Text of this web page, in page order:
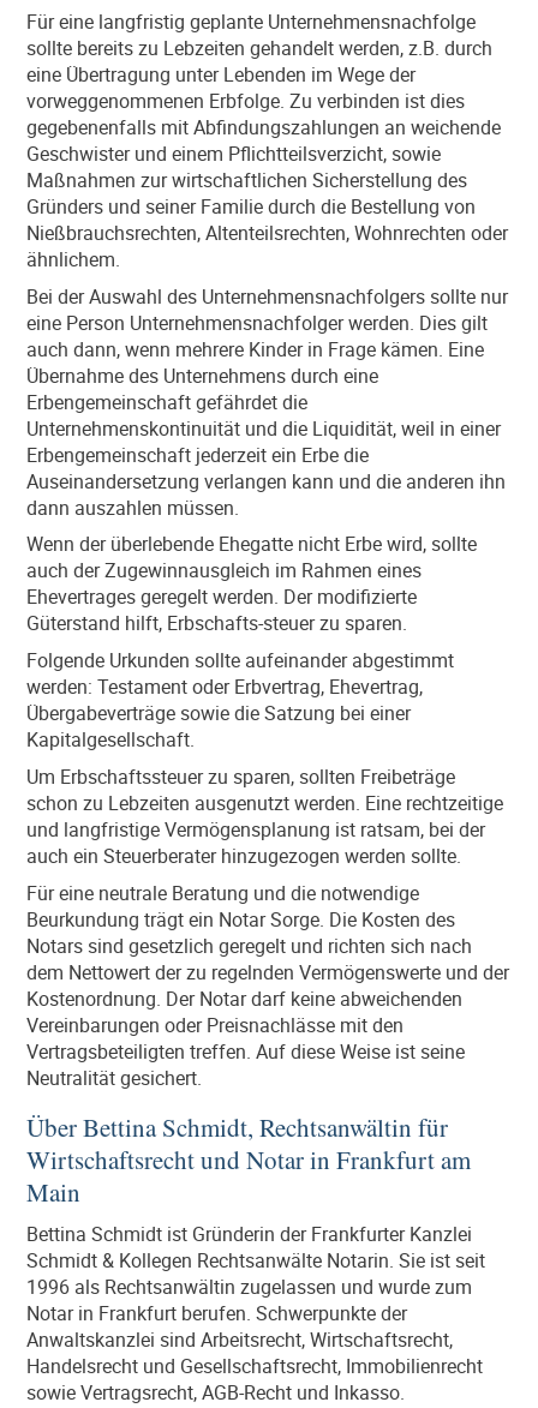
Für eine langfristig geplante Unternehmensnachfolge
sollte bereits zu Lebzeiten gehandelt werden, z.B. durch
eine Übertragung unter Lebenden im Wege der
vorweggenommenen Erbfolge. Zu verbinden ist dies
gegebenenfalls mit Abfindungszahlungen an weichende
Geschwister und einem Pflichtteilsverzicht, sowie
Maßnahmen zur wirtschaftlichen Sicherstellung des
Gründers und seiner Familie durch die Bestellung von
Nießbrauchsrechten, Altenteilsrechten, Wohnrechten oder
ähnlichem.
Bei der Auswahl des Unternehmensnachfolgers sollte nur
eine Person Unternehmensnachfolger werden. Dies gilt
auch dann, wenn mehrere Kinder in Frage kämen. Eine
Übernahme des Unternehmens durch eine
Erbengemeinschaft gefährdet die
Unternehmenskontinuität und die Liquidität, weil in einer
Erbengemeinschaft jederzeit ein Erbe die
Auseinandersetzung verlangen kann und die anderen ihn
dann auszahlen müssen.
Wenn der überlebende Ehegatte nicht Erbe wird, sollte
auch der Zugewinnausgleich im Rahmen eines
Ehevertrages geregelt werden. Der modifizierte
Güterstand hilft, Erbschafts-steuer zu sparen.
Folgende Urkunden sollte aufeinander abgestimmt
werden: Testament oder Erbvertrag, Ehevertrag,
Übergabeverträge sowie die Satzung bei einer
Kapitalgesellschaft.
Um Erbschaftssteuer zu sparen, sollten Freibeträge
schon zu Lebzeiten ausgenutzt werden. Eine rechtzeitige
und langfristige Vermögensplanung ist ratsam, bei der
auch ein Steuerberater hinzugezogen werden sollte.
Für eine neutrale Beratung und die notwendige
Beurkundung trägt ein Notar Sorge. Die Kosten des
Notars sind gesetzlich geregelt und richten sich nach
dem Nettowert der zu regelnden Vermögenswerte und der
Kostenordnung. Der Notar darf keine abweichenden
Vereinbarungen oder Preisnachlässe mit den
Vertragsbeteiligten treffen. Auf diese Weise ist seine
Neutralität gesichert.
Über Bettina Schmidt, Rechtsanwältin für
Wirtschaftsrecht und Notar in Frankfurt am
Main
Bettina Schmidt ist Gründerin der Frankfurter Kanzlei
Schmidt & Kollegen Rechtsanwälte Notarin. Sie ist seit
1996 als Rechtsanwältin zugelassen und wurde zum
Notar in Frankfurt berufen. Schwerpunkte der
Anwaltskanzlei sind Arbeitsrecht, Wirtschaftsrecht,
Handelsrecht und Gesellschaftsrecht, Immobilienrecht
sowie Vertragsrecht, AGB-Recht und Inkasso.